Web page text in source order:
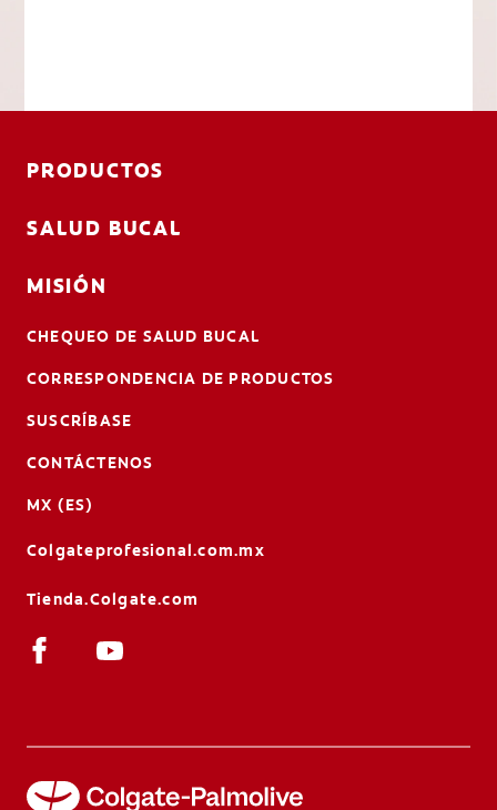
PRODUCTOS
SALUD BUCAL
MISIÓN
CHEQUEO DE SALUD BUCAL
CORRESPONDENCIA DE PRODUCTOS
SUSCRÍBASE
CONTÁCTENOS
MX (ES)
Colgateprofesional.com.mx
Tienda.Colgate.com